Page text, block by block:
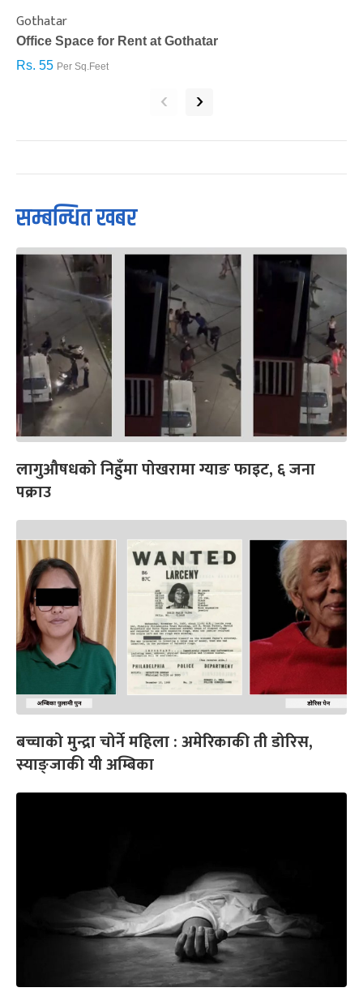
Gothatar
Office Space for Rent at Gothatar
Rs. 55 Per Sq.Feet
‹ ›
सम्बन्धित खबर
लागुऔषधको निहुँमा पोखरामा ग्याङ फाइट, ६ जना
पक्राउ
बच्चाको मुन्द्रा चोर्ने महिला : अमेरिकाकी ती डोरिस,
स्याङ्जाकी यी अम्बिका